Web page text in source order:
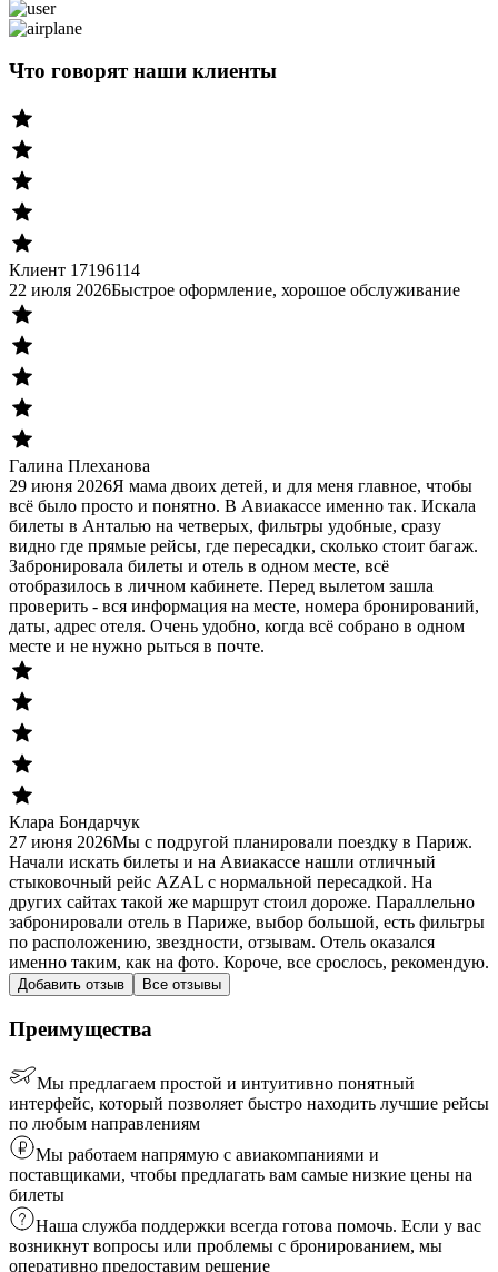
Что говорят наши клиенты
Клиент 17196114
22 июля 2026Быстрое оформление, хорошое обслуживание
Галина Плеханова
29 июня 2026Я мама двоих детей, и для меня главное, чтобы
всё было просто и понятно. В Авиакассе именно так. Искала
билеты в Анталью на четверых, фильтры удобные, сразу
видно где прямые рейсы, где пересадки, сколько стоит багаж.
Забронировала билеты и отель в одном месте, всё
отобразилось в личном кабинете. Перед вылетом зашла
проверить - вся информация на месте, номера бронирований,
даты, адрес отеля. Очень удобно, когда всё собрано в одном
месте и не нужно рыться в почте.
Клара Бондарчук
27 июня 2026Мы с подругой планировали поездку в Париж.
Начали искать билеты и на Авиакассе нашли отличный
стыковочный рейс AZAL с нормальной пересадкой. На
других сайтах такой же маршрут стоил дороже. Параллельно
забронировали отель в Париже, выбор большой, есть фильтры
по расположению, звездности, отзывам. Отель оказался
именно таким, как на фото. Короче, все срослось, рекомендую.
Добавить отзыв Все отзывы
Преимущества
Мы предлагаем простой и интуитивно понятный
интерфейс, который позволяет быстро находить лучшие рейсы
по любым направлениям
Мы работаем напрямую с авиакомпаниями и
поставщиками, чтобы предлагать вам самые низкие цены на
билеты
Наша служба поддержки всегда готова помочь. Если у вас
возникнут вопросы или проблемы с бронированием, мы
оперативно предоставим решение